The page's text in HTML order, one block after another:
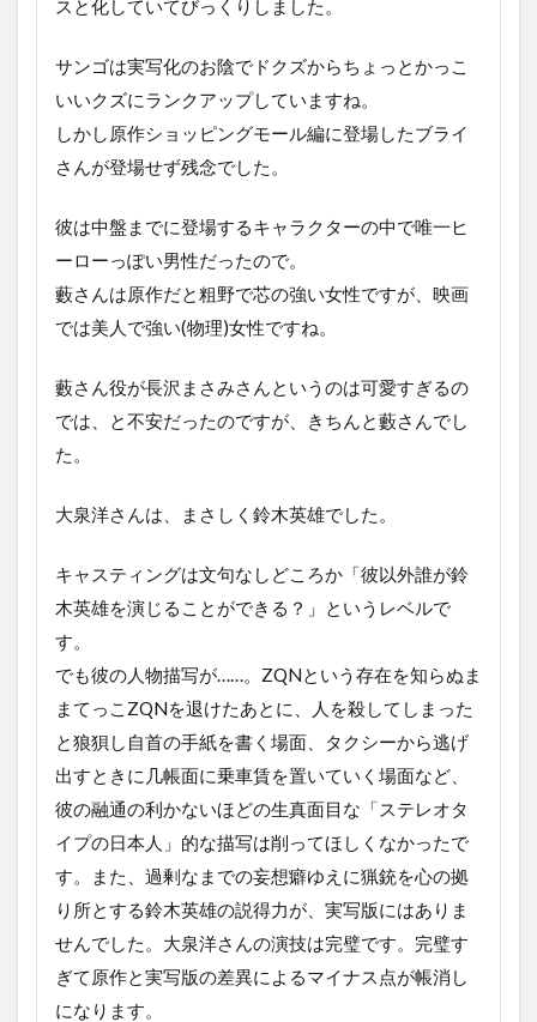
スと化していてびっくりしました。
サンゴは実写化のお陰でドクズからちょっとかっこ
いいクズにランクアップしていますね。
しかし原作ショッピングモール編に登場したブライ
さんが登場せず残念でした。
彼は中盤までに登場するキャラクターの中で唯一ヒ
ーローっぽい男性だったので。
藪さんは原作だと粗野で芯の強い女性ですが、映画
では美人で強い(物理)女性ですね。
藪さん役が長沢まさみさんというのは可愛すぎるの
では、と不安だったのですが、きちんと藪さんでし
た。
大泉洋さんは、まさしく鈴木英雄でした。
キャスティングは文句なしどころか「彼以外誰が鈴
木英雄を演じることができる？」というレベルで
す。
でも彼の人物描写が……。ZQNという存在を知らぬま
まてっこZQNを退けたあとに、人を殺してしまった
と狼狽し自首の手紙を書く場面、タクシーから逃げ
出すときに几帳面に乗車賃を置いていく場面など、
彼の融通の利かないほどの生真面目な「ステレオタ
イプの日本人」的な描写は削ってほしくなかったで
す。また、過剰なまでの妄想癖ゆえに猟銃を心の拠
り所とする鈴木英雄の説得力が、実写版にはありま
せんでした。大泉洋さんの演技は完璧です。完璧す
ぎて原作と実写版の差異によるマイナス点が帳消し
になります。